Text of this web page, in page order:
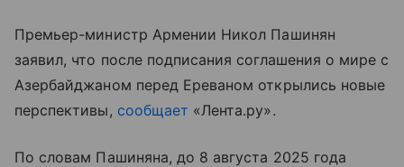
Премьер-министр Армении Никол Пашинян
заявил, что после подписания соглашения о мире с
Азербайджаном перед Ереваном открылись новые
перспективы, сообщает «Лента.ру».
По словам Пашиняна, до 8 августа 2025 года